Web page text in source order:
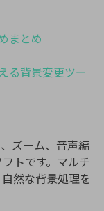
まとめ
る背景変更ツー
ズーム、音声編
トです。マルチ
然な背景処理を